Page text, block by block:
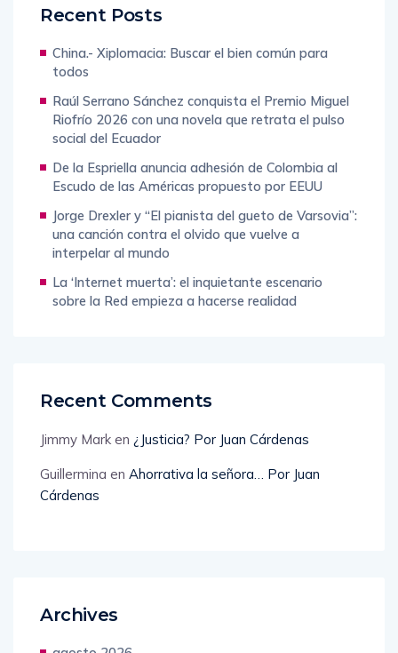
Recent Posts
China.- Xiplomacia: Buscar el bien común para
todos
Raúl Serrano Sánchez conquista el Premio Miguel
Riofrío 2026 con una novela que retrata el pulso
social del Ecuador
De la Espriella anuncia adhesión de Colombia al
Escudo de las Américas propuesto por EEUU
Jorge Drexler y “El pianista del gueto de Varsovia”:
una canción contra el olvido que vuelve a
interpelar al mundo
La ‘Internet muerta’: el inquietante escenario
sobre la Red empieza a hacerse realidad
Recent Comments
Jimmy Mark en ¿Justicia? Por Juan Cárdenas
Guillermina en Ahorrativa la señora… Por Juan
Cárdenas
Archives